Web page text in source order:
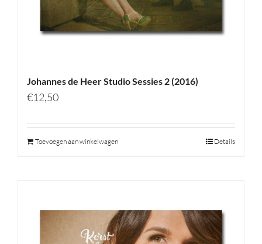
Johannes de Heer Studio Sessies 2 (2016)
€12,50
Toevoegen aan winkelwagen Details